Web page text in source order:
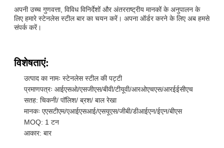
अपनी उच्च गुणवत्ता, विविध विनिर्देशों और अंतरराष्ट्रीय मानकों के अनुपालन के
लिए हमारे स्टेनलेस स्टील बार का चयन करें। अपना ऑर्डर करने के लिए अब हमसे
संपर्क करें।
विशेषताएं:
उत्पाद का नामः स्टेनलेस स्टील की पट्टी
प्रमाणपत्रः आईएसओ/एसजीएस/बीवी/टीयूवी/आरओएचएस/आरईईसीएच
सतह: चिकनी/ पॉलिश/ ब्रश/ बाल रेखा
मानकः एएसटीएम/एआईएसआई/एसयूएस/जीबी/डीआईएन/ईएन/बीएस
MOQ: 1 टन
आकार: बार